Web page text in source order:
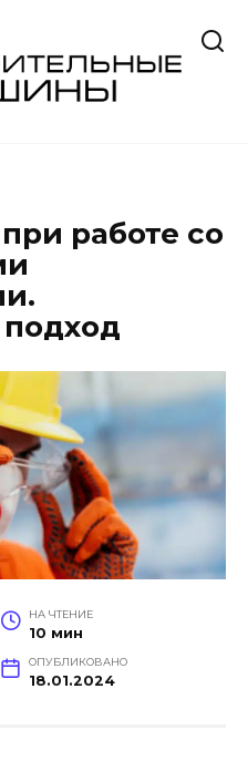
работе со
НА ЧТЕНИЕ
10 мин
ОПУБЛИКОВАНО
18.01.2024